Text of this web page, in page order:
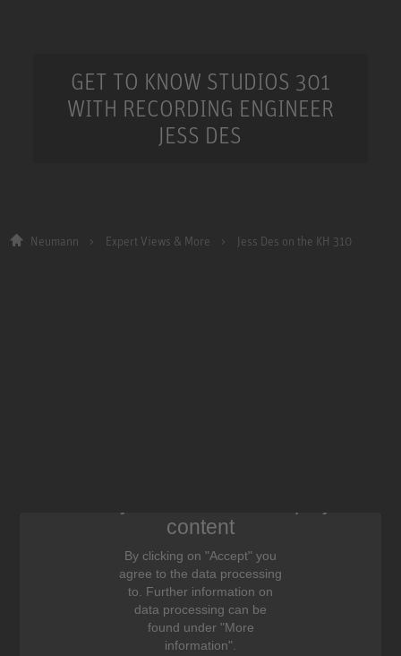
GET TO KNOW STUDIOS 301
WITH RECORDING ENGINEER
JESS DES
Neumann Expert Views & More Jess Des on the KH 310
content
By clicking on "Accept" you
agree to the data processing
to. Further information on
data processing can be
found under "More
information".